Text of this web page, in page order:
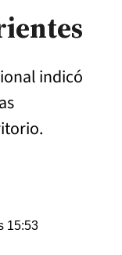
indicó
15:53